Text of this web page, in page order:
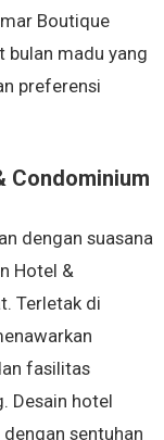
Boutique
bulan madu yang
preferensi
Condominium
dengan suasana
Hotel &
Terletak di
fasilitas
Desain hotel
sentuhan